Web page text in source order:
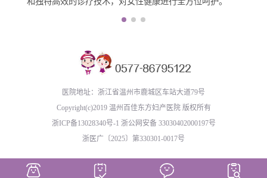
医院地址：浙江省温州市鹿城区车站大道79号
Copyright(c)2019 温州百佳东方妇产医院 版权所有
浙ICP备13028340号-1 浙公网安备 33030402000197号
浙医广〔2025〕第330301-0017号